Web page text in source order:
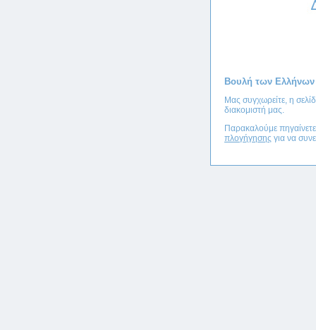
Βουλή των Ελλήνων
Μας συγχωρείτε, η
διακομιστή μας.
Παρακαλούμε
πλογήγησης για να